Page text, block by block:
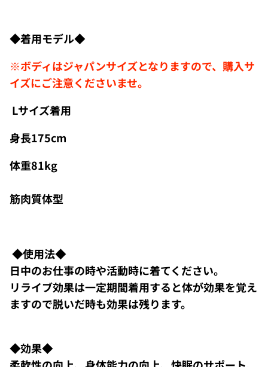
◆着用モデル◆
※ボディはジャパンサイズとなりますので、購入サ
イズにご注意くださいませ。
Lサイズ着用
身長175cm
体重81kg
筋肉質体型
◆使用法◆
日中のお仕事の時や活動時に着てください。
リライブ効果は一定期間着用すると体が効果を覚え
ますので脱いだ時も効果は残ります。
◆効果◆